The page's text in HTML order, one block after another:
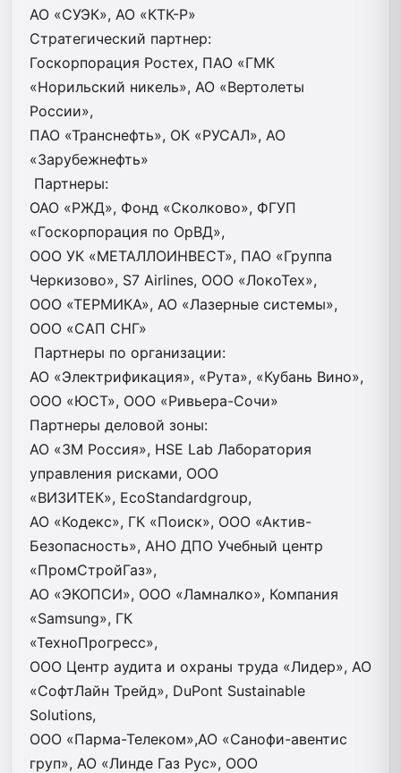
АО «СУЭК», АО «КТК-Р»
Стратегический партнер:
Госкорпорация Ростех, ПАО «ГМК
«Норильский никель», АО «Вертолеты
России»,
ПАО «Транснефть», ОК «РУСАЛ», АО
«Зарубежнефть»
Партнеры:
ОАО «РЖД», Фонд «Сколково», ФГУП
«Госкорпорация по ОрВД»,
ООО УК «МЕТАЛЛОИНВЕСТ», ПАО «Группа
Черкизово», S7 Airlines, ООО «ЛокоТех»,
ООО «ТЕРМИКА», АО «Лазерные системы»,
ООО «САП СНГ»
Партнеры по организации:
АО «Электрификация», «Рута», «Кубань Вино»,
ООО «ЮСТ», ООО «Ривьера-Сочи»
Партнеры деловой зоны:
AO «3М Россия», HSE Lab Лаборатория
управления рисками, ООО
«ВИЗИТЕК», EcoStandardgroup,
АО «Кодекс», ГК «Поиск», ООО «Актив-
Безопасность», АНО ДПО Учебный центр
«ПромСтройГаз»,
АО «ЭКОПСИ», ООО «Ламналко», Компания
«Samsung», ГК
«ТехноПрогресс»,
ООО Центр аудита и охраны труда «Лидер», АО
«СофтЛайн Трейд», DuPont Sustainable
Solutions,
ООО «Парма-Телеком»,АО «Санофи-авентис
груп», АО «Линде Газ Рус», ООО